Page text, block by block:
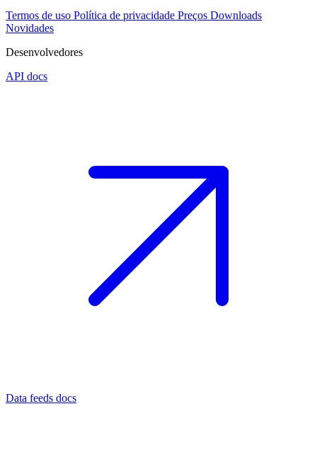
Termos de uso Política de privacidade Preços Downloads
Novidades
Desenvolvedores
API docs
Data feeds docs